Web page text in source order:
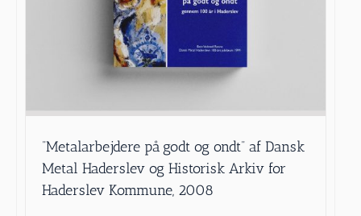
”Metalarbejdere på godt og ondt” af Dansk
Metal Haderslev og Historisk Arkiv for
Haderslev Kommune, 2008